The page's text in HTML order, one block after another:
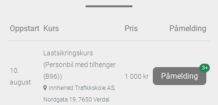
Oppstart Kurs Pris Påmelding
10.
august
Lastsikringskurs
(Personbil med tilhenger
(B96))
innherred Trafikkskole AS,
Nordgata 19, 7650 Verdal
1 000 kr Påmelding
3+